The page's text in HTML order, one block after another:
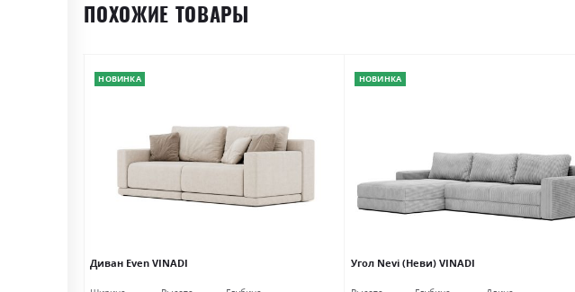
ПОХОЖИЕ ТОВАРЫ
НОВИНКА
Диван Even VINADI
НОВИНКА
Угол Nevi (Неви) VINADI